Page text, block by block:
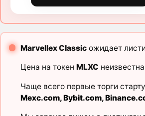
Marvellex Classicожидает
Цена на токен MLXC
Чаще всего первые торги
Mexc.com,Bybit.com,